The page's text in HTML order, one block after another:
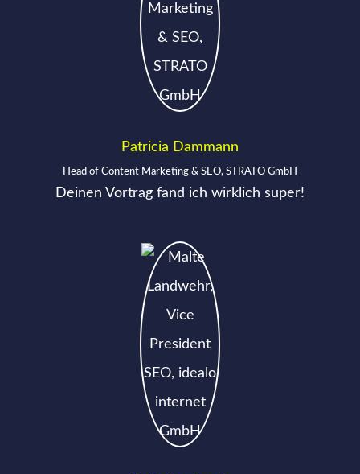
Patricia Dammann
Head of Content Marketing & SEO, STRATO GmbH
Deinen Vortrag fand ich wirklich super!